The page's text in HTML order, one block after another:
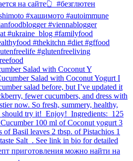
Salad with Coconut Y